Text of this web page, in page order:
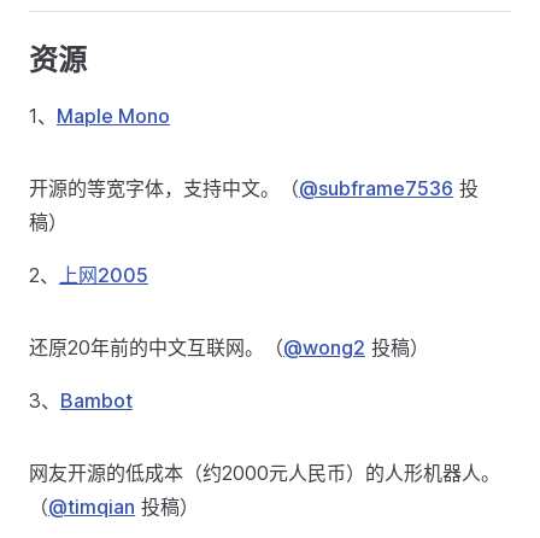
资源
1、 Maple Mono
开源的等宽字体，支持中文。（@subframe7536 投
稿）
2、 上网2005
还原20年前的中文互联网。（@wong2 投稿）
3、 Bambot
网友开源的低成本（约2000元人民币）的人形机器人。
（@timqian 投稿）